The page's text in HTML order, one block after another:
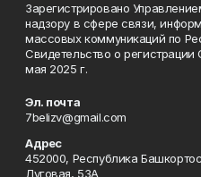
Зарегистрировано
надзору в сфере связи,
массовых коммуникаций по
Свидетельство о
мая 2025 г.
Эл. почта
7belizv@gmail.com
Адрес
452000, Республика
Луговая, 53А